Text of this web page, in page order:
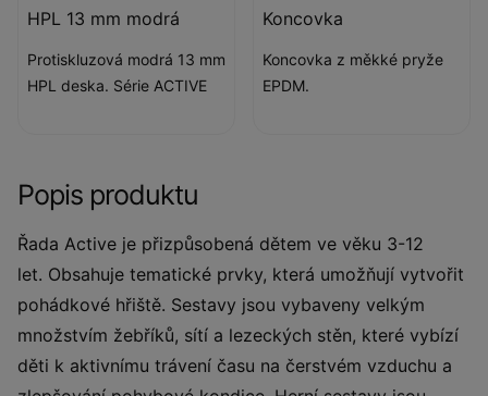
HPL 13 mm modrá
Protiskluzová modrá 13 mm
HPL deska. Série ACTIVE
Koncovka
Koncovka z měkké pryže
EPDM.
Popis produktu
Řada Active je přizpůsobená dětem ve věku 3-12
let. Obsahuje tematické prvky, která umožňují vytvořit
pohádkové hřiště. Sestavy jsou vybaveny velkým
množstvím žebříků, sítí a lezeckých stěn, které vybízí
děti k aktivnímu trávení času na čerstvém vzduchu a